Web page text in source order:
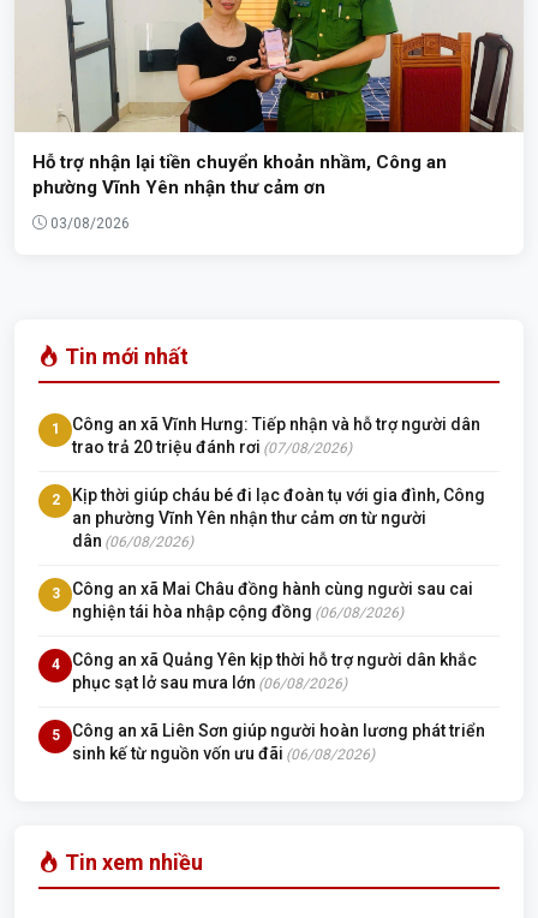
Hỗ trợ nhận lại tiền chuyển khoản nhầm, Công an
phường Vĩnh Yên nhận thư cảm ơn
03/08/2026
Tin mới nhất
1
Công an xã Vĩnh Hưng: Tiếp nhận và hỗ trợ người dân
trao trả 20 triệu đánh rơi (07/08/2026)
2
Kịp thời giúp cháu bé đi lạc đoàn tụ với gia đình, Công
an phường Vĩnh Yên nhận thư cảm ơn từ người
dân (06/08/2026)
3
Công an xã Mai Châu đồng hành cùng người sau cai
nghiện tái hòa nhập cộng đồng (06/08/2026)
4
Công an xã Quảng Yên kịp thời hỗ trợ người dân khắc
phục sạt lở sau mưa lớn (06/08/2026)
5
Công an xã Liên Sơn giúp người hoàn lương phát triển
sinh kế từ nguồn vốn ưu đãi (06/08/2026)
Tin xem nhiều